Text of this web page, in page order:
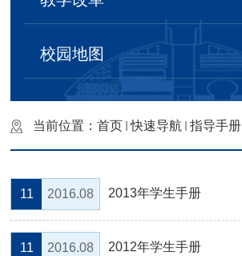
校园地图
当前位置：首页 快速导航 指导手册
11 2016.08 2013年学生手册
11 2016.08 2012年学生手册